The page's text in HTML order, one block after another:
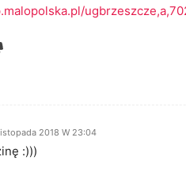
2018 W 23:04
:)))